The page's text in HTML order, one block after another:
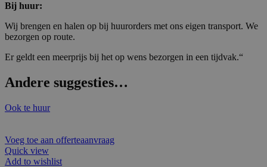
Bij huur:
Wij brengen en halen op bij huurorders met ons eigen transport. We
bezorgen op route.
Er geldt een meerprijs bij het op wens bezorgen in een tijdvak.“
Andere suggesties…
Ook te huur
Voeg toe aan offerteaanvraag
Quick view
Add to wishlist